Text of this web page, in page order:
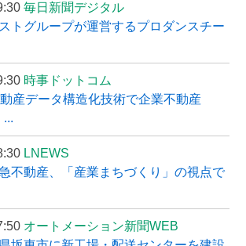
毎日新聞デジタル
トグループが運営するプロダンスチー
時事ドットコム
産データ構造化技術で企業不動産
...
LNEWS
不動産、「産業まちづくり」の視点で
オートメーション新聞WEB